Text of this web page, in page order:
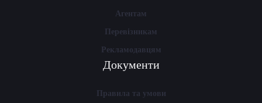
Агентам
Перевізникам
Рекламодавцям
Документи
Правила та умови